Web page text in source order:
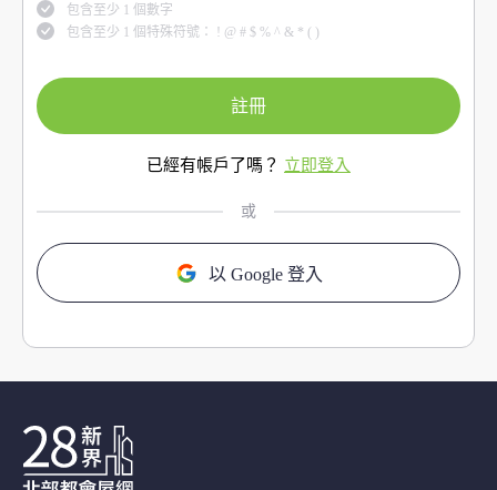
包含至少 1 個數字
包含至少 1 個特殊符號： ! @ # $ % ^ & * ( )
註冊
已經有帳戶了嗎？ 立即登入
或
以 Google 登入